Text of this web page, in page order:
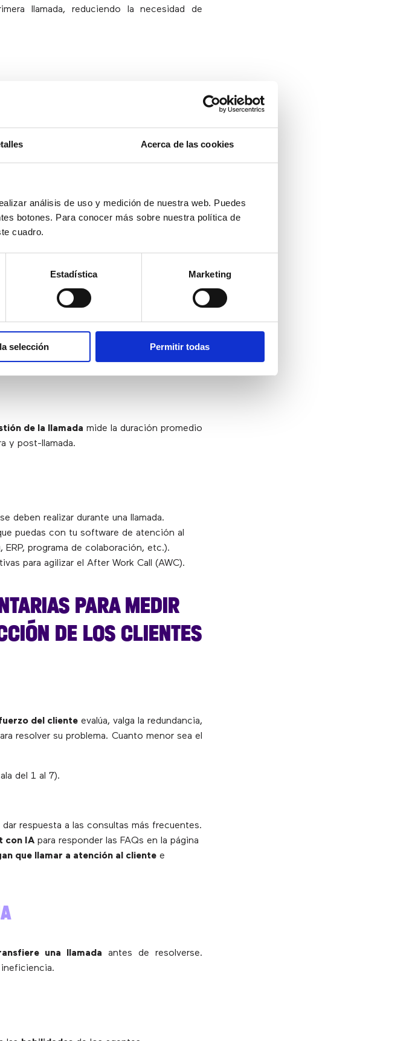
Acerca de las cookies
análisis de uso y medición de nuestra web. Puedes
botones. Para conocer más sobre nuestra política de
cuadro.
Estadística Marketing
selección Permitir todas
llamada, reduciendo la necesidad de
pasan los clientes en una cola antes de ser
intención del cliente y dirigirlo al mejor
de la llamada mide la duración promedio
y post-llamada.
deben realizar durante una llamada.
puedas con tu software de atención al
programa de colaboración, etc.).
para agilizar el After Work Call (AWC).
PARA MEDIR
DE LOS CLIENTES
del clienteevalúa, valga la redundancia,
resolver su problema. Cuanto menor sea el
del 1 al 7).
dar respuesta a las consultas más frecuentes.
con IA para responder las FAQs en la página
que llamar a atención al cliente e
una llamada antes de resolverse.
ineficiencia.